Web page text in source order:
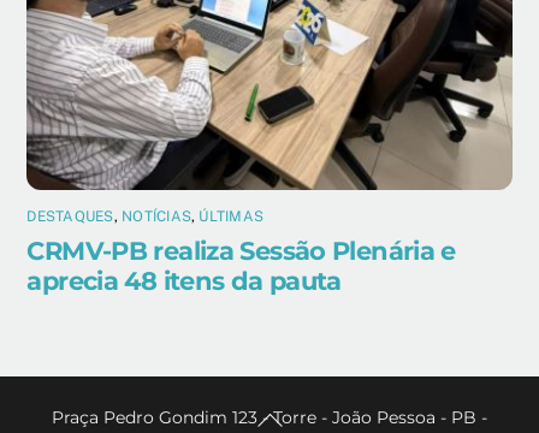
DESTAQUES, NOTÍCIAS, ÚLTIMAS
CRMV-PB realiza Sessão Plenária e
aprecia 48 itens da pauta
Back
Praça Pedro Gondim 123 - Torre - João Pessoa - PB -